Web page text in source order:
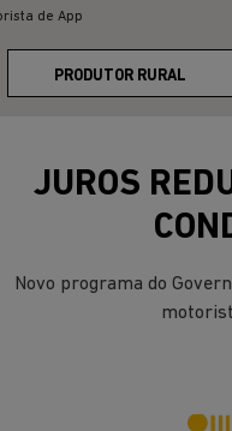
de App
PRODUTOR RURAL
JUROS
Novo programa do